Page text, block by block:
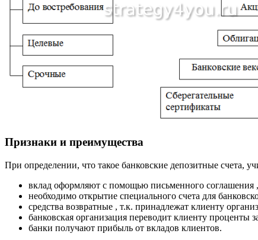
Признаки и преимущества
При определении, что такое банковские депозитные счета,
вклад оформляют с помощью письменного соглашения
необходимо открытие специального счета для
средства возвратные , т.к. принадлежат клиенту
банковская организация переводит клиенту проценты
банки получают прибыль от вкладов клиентов.